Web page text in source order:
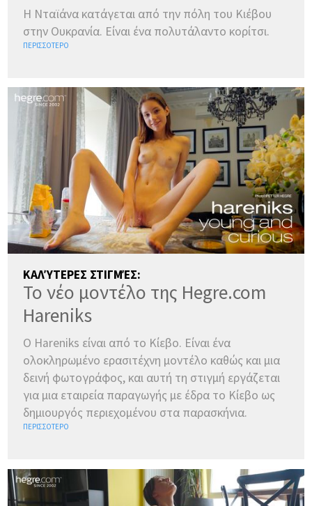
Η Νταϊάνα κατάγεται από την πόλη του Κιέβου
στην Ουκρανία. Είναι ένα πολυτάλαντο κορίτσι.
ΠΕΡΙΣΣΌΤΕΡΟ
ΚΑΛΎΤΕΡΕΣ ΣΤΙΓΜΈΣ:
Το νέο μοντέλο της Hegre.com
Hareniks
Ο Hareniks είναι από το Κίεβο. Είναι ένα
ολοκληρωμένο ερασιτέχνη μοντέλο καθώς και μια
δεινή φωτογράφος, και αυτή τη στιγμή εργάζεται
για μια εταιρεία παραγωγής με έδρα το Κίεβο ως
δημιουργός περιεχομένου στα παρασκήνια.
ΠΕΡΙΣΣΌΤΕΡΟ